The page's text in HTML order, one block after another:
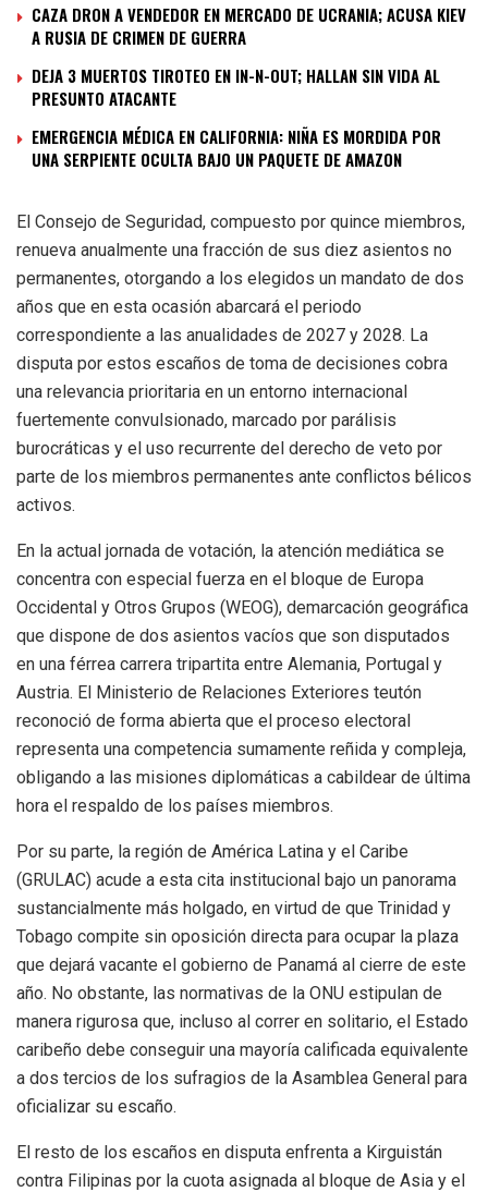
CAZA DRON A VENDEDOR EN MERCADO DE UCRANIA; ACUSA KIEV
A RUSIA DE CRIMEN DE GUERRA
DEJA 3 MUERTOS TIROTEO EN IN-N-OUT; HALLAN SIN VIDA AL
PRESUNTO ATACANTE
EMERGENCIA MÉDICA EN CALIFORNIA: NIÑA ES MORDIDA POR
UNA SERPIENTE OCULTA BAJO UN PAQUETE DE AMAZON
El Consejo de Seguridad, compuesto por quince miembros,
renueva anualmente una fracción de sus diez asientos no
permanentes, otorgando a los elegidos un mandato de dos
años que en esta ocasión abarcará el periodo
correspondiente a las anualidades de 2027 y 2028. La
disputa por estos escaños de toma de decisiones cobra
una relevancia prioritaria en un entorno internacional
fuertemente convulsionado, marcado por parálisis
burocráticas y el uso recurrente del derecho de veto por
parte de los miembros permanentes ante conflictos bélicos
activos.
En la actual jornada de votación, la atención mediática se
concentra con especial fuerza en el bloque de Europa
Occidental y Otros Grupos (WEOG), demarcación geográfica
que dispone de dos asientos vacíos que son disputados
en una férrea carrera tripartita entre Alemania, Portugal y
Austria. El Ministerio de Relaciones Exteriores teutón
reconoció de forma abierta que el proceso electoral
representa una competencia sumamente reñida y compleja,
obligando a las misiones diplomáticas a cabildear de última
hora el respaldo de los países miembros.
Por su parte, la región de América Latina y el Caribe
(GRULAC) acude a esta cita institucional bajo un panorama
sustancialmente más holgado, en virtud de que Trinidad y
Tobago compite sin oposición directa para ocupar la plaza
que dejará vacante el gobierno de Panamá al cierre de este
año. No obstante, las normativas de la ONU estipulan de
manera rigurosa que, incluso al correr en solitario, el Estado
caribeño debe conseguir una mayoría calificada equivalente
a dos tercios de los sufragios de la Asamblea General para
oficializar su escaño.
El resto de los escaños en disputa enfrenta a Kirguistán
contra Filipinas por la cuota asignada al bloque de Asia y el